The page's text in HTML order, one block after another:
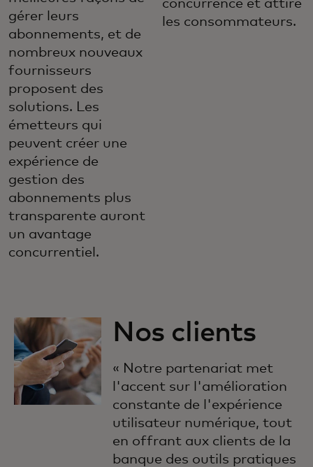
gérer leurs
abonnements, et de
nombreux nouveaux
fournisseurs
proposent des
solutions. Les
émetteurs qui
peuvent créer une
expérience de
gestion des
abonnements plus
transparente auront
un avantage
concurrentiel.
concurrence et attire
les consommateurs.
Nos clients
« Notre partenariat met
l'accent sur l'amélioration
constante de l'expérience
utilisateur numérique, tout
en offrant aux clients de la
banque des outils pratiques